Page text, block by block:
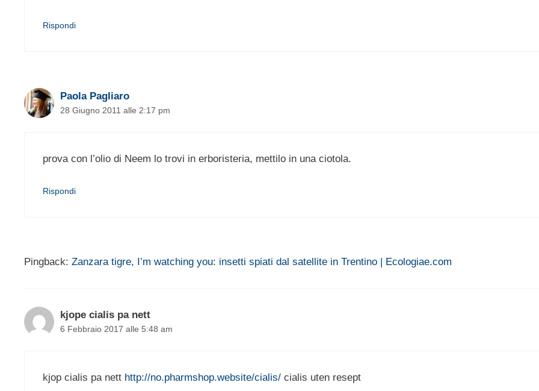
Rispondi
Paola Pagliaro
28 Giugno 2011 alle 2:17 pm
prova con l’olio di Neem lo trovi in erboristeria, mettilo in una ciotola.
Rispondi
Pingback: Zanzara tigre, I’m watching you: insetti spiati dal satellite in Trentino | Ecologiae.com
kjope cialis pa nett
6 Febbraio 2017 alle 5:48 am
kjop cialis pa nett http://no.pharmshop.website/cialis/ cialis uten resept